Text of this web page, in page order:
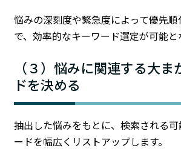
悩みの深刻度や緊急度によって優先順
で、効率的なキーワード選定が可能と
（３）悩みに関連する大
ドを決める
抽出した悩みをもとに、検索される
ードを幅広くリストアップします。